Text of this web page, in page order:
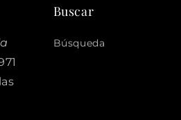
Buscar
Búsqueda